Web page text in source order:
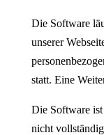
Die Software
unserer
statt. Eine
Die Software ist
nicht